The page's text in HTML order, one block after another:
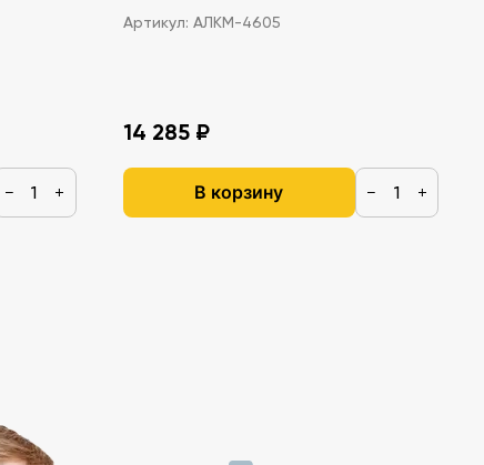
− +
Артикул: АЛКМ-4605
14 285 ₽
В корзину − +